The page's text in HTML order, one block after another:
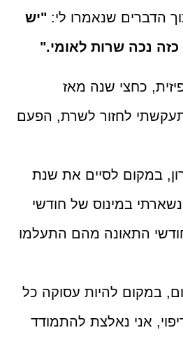
הדברים שנאמרו לי: "יש
נכה שרות לאומי."
כחצי שנה מאז
(1.9.16) התעקשתי לחזור לשרת, הפעם
במקום לסיים את שנת
במינוס של חודשי
התאונה מהם התעלמו
במקום להיות עסוקה כל
אני נאלצת להתמודד